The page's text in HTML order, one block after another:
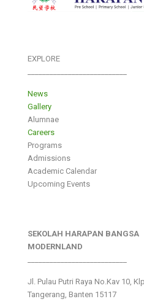
EXPLORE
News
Gallery
Alumnae
Careers
Programs
Admissions
Academic Calendar
Upcoming Events
SEKOLAH HARAPAN BANGSA
MODERNLAND
Jl. Pulau Putri Raya No.Kav 10,
Tangerang, Banten 15117